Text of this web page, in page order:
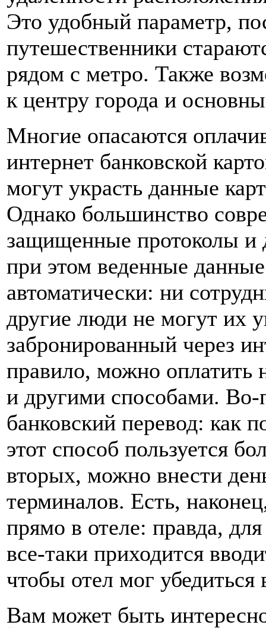
Это удобный параметр,
путешественники
рядом с метро. Также
к центру города и
Многие опасаются
интернет банковской
могут украсть данные
Однако большинство
защищенные протоколы и
при этом веденные
автоматически: ни
другие люди не могут их
забронированный через
правило, можно оплатить
и другими способами.
банковский перевод: как
этот способ пользуется
вторых, можно внести
терминалов. Есть,
прямо в отеле: правда,
все-таки приходится
чтобы отел мог
Вам может быть